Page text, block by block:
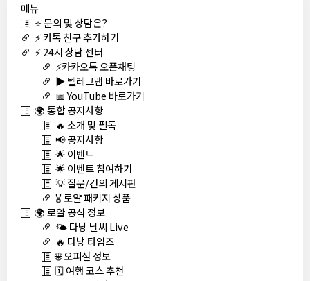
메뉴
⭐ 문의 및 상담은?
⚡ 카톡 친구 추가하기
⚡ 24시 상담 센터
⚡카카오톡 오픈채팅
▶️ 텔레그램 바로가기
📅 YouTube 바로가기
🌍 통합 공지사항
🔥 소개 및 필독
📢 공지사항
🌟 이벤트
🌟 이벤트 참여하기
💡 질문/건의 게시판
🎖️ 로얄 패키지 상품
🌍 로얄 공식 정보
🌤️ 다낭 날씨 Live
🔥 다낭 타임즈
🌐 오피셜 정보
🗓️ 여행 코스 추천